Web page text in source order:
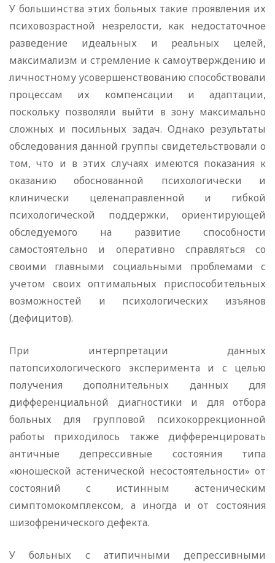
У большинства этих больных такие проявления их
психовозрастной незрелости, как недостаточное
разведение идеальных и реальных целей,
максимализм и стремление к самоутверждению и
личностному усовершенствованию способствовали
процессам их компенсации и адаптации,
поскольку позволяли выйти в зону максимально
сложных и посильных задач. Однако результаты
обследования данной группы свидетельствовали о
том, что и в этих случаях имеются показания к
оказанию обоснованной психологически и
клинически целенаправленной и гибкой
психологической поддержки, ориентирующей
обследуемого на развитие способности
самостоятельно и оперативно справляться со
своими главными социальными проблемами с
учетом своих оптимальных приспособительных
возможностей и психологических изъянов
(дефицитов).
При интерпретации данных
патопсихологического эксперимента и с целью
получения дополнительных данных для
дифференциальной диагностики и для отбора
больных для групповой психокоррекционной
работы приходилось также дифференцировать
античные депрессивные состояния типа
«юношеской астенической несостоятельности» от
состояний с истинным астеническим
симптомокомплексом, а иногда и от состояния
шизофренического дефекта.
У больных с атипичными депрессивными